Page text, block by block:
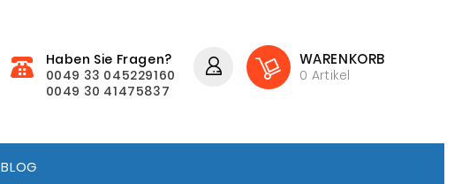
Haben Sie Fragen?
0049 33 045229160
0049 30 41475837
WARENKORB
0 Artikel
BLOG